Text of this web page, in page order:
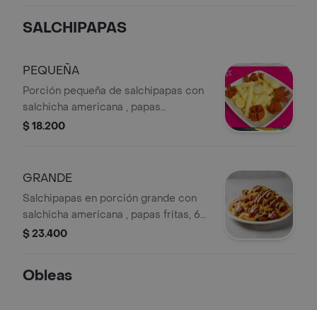
SALCHIPAPAS
PEQUEÑA
Porción pequeña de salchipapas con
salchicha americana , papas
fritas,queso gratinado y 3 huevos de
$ 18.200
GRANDE
Salchipapas en porción grande con
salchicha americana , papas fritas, 6
huevos de codorniz y queso
$ 23.400
Obleas